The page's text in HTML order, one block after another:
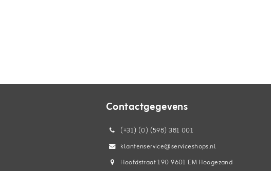
Contactgegevens
(+31) (0) (598) 381 001
klantenservice@serviceshops.nl
Hoofdstraat 190 9601 EM Hoogezand